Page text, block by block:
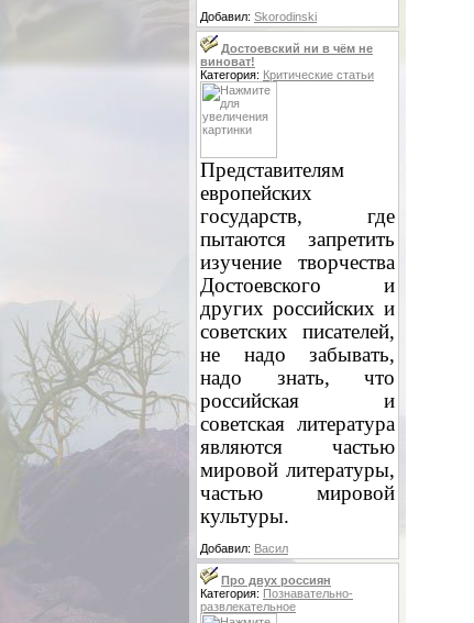
Добавил: Skorodinski
Достоевский ни в чём не
виноват!
Категория: Критические статьи
Представителям
европейских
государств, где
пытаются запретить
изучение творчества
Достоевского и
других российских и
советских писателей,
не надо забывать,
надо знать, что
российская и
советская литература
являются частью
мировой литературы,
частью мировой
культуры.
Добавил: Васил
Про двух россиян
Категория: Познавательно-
развлекательное